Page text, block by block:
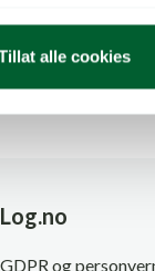
alle cookies
Log.no
GDPR og